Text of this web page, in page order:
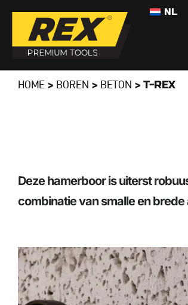
NL
HOME > BOREN > BETON > T-REX
Deze hamerboor is uiterst
combinatie van smalle en